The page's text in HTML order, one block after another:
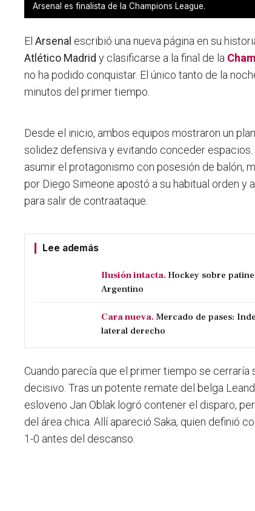
Arsenal es finalista de la Champions League.
ElArsenal escribió una nueva página en su
Atlético Madrid y clasificarse a la final de la
no ha podido conquistar. El único tanto de la
minutos del primer tiempo
Desde el inicio, ambos equipos mostraron un
solidez defensiva y evitando conceder
asumir el protagonismo con posesión de balón,
por Diego Simeone apostó a su habitual orden y
para salir de contraataque.
Lee además
Ilusión intacta. Hockey sobre
Argentino
Cara nueva. Mercado de pases:
lateral derecho
Cuando parecía que el primer tiempo se cerraría
decisivo. Tras un potente remate del belga
esloveno Jan Oblak logró contener el disparo,
del área chica. Allí apareció Saka, quien definió
1-0 antes del descanso.